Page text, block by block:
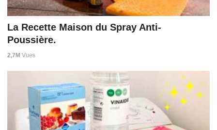
La Recette Maison du Spray Anti-
Poussière.
2,7M Vues